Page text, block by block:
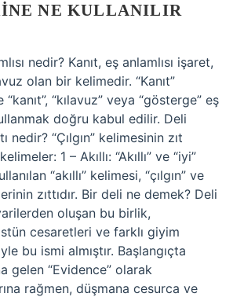
NE KULLANILIR
nedir? Kanıt, eş anlamlısı işaret,
olan bir kelimedir. “Kanıt”
“kılavuz” veya “gösterge” eş
doğru kabul edilir. Deli
nedir? “Çılgın” kelimesinin zıt
1 – Akıllı: “Akıllı” ve “iyi”
“akıllı” kelimesi, “çılgın” ve
zıttıdır. Bir deli ne demek? Deli
oluşan bu birlik,
cesaretleri ve farklı giyim
bu ismi almıştır. Başlangıçta
gelen “Evidence” olarak
rağmen, düşmana cesurca ve